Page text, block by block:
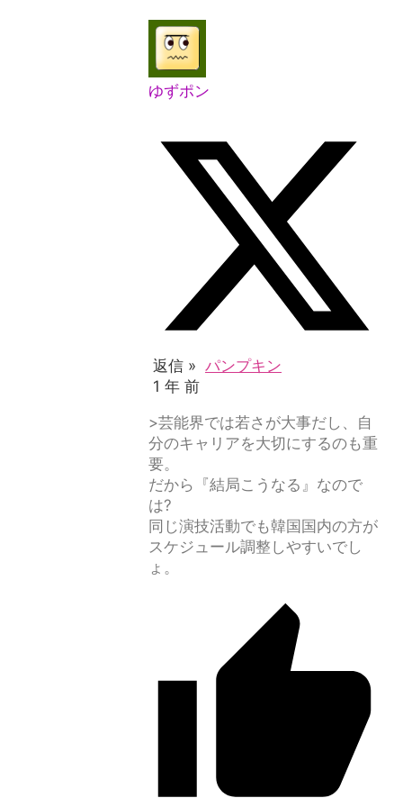
ゆずポン
返信 » パンプキン
1 年 前
>芸能界では若さが大事だし、自
分のキャリアを大切にするのも重
要。
だから『結局こうなる』なので
は?
同じ演技活動でも韓国国内の方が
スケジュール調整しやすいでし
ょ。